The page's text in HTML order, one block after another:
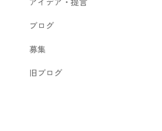
ブログ
募集
旧ブログ